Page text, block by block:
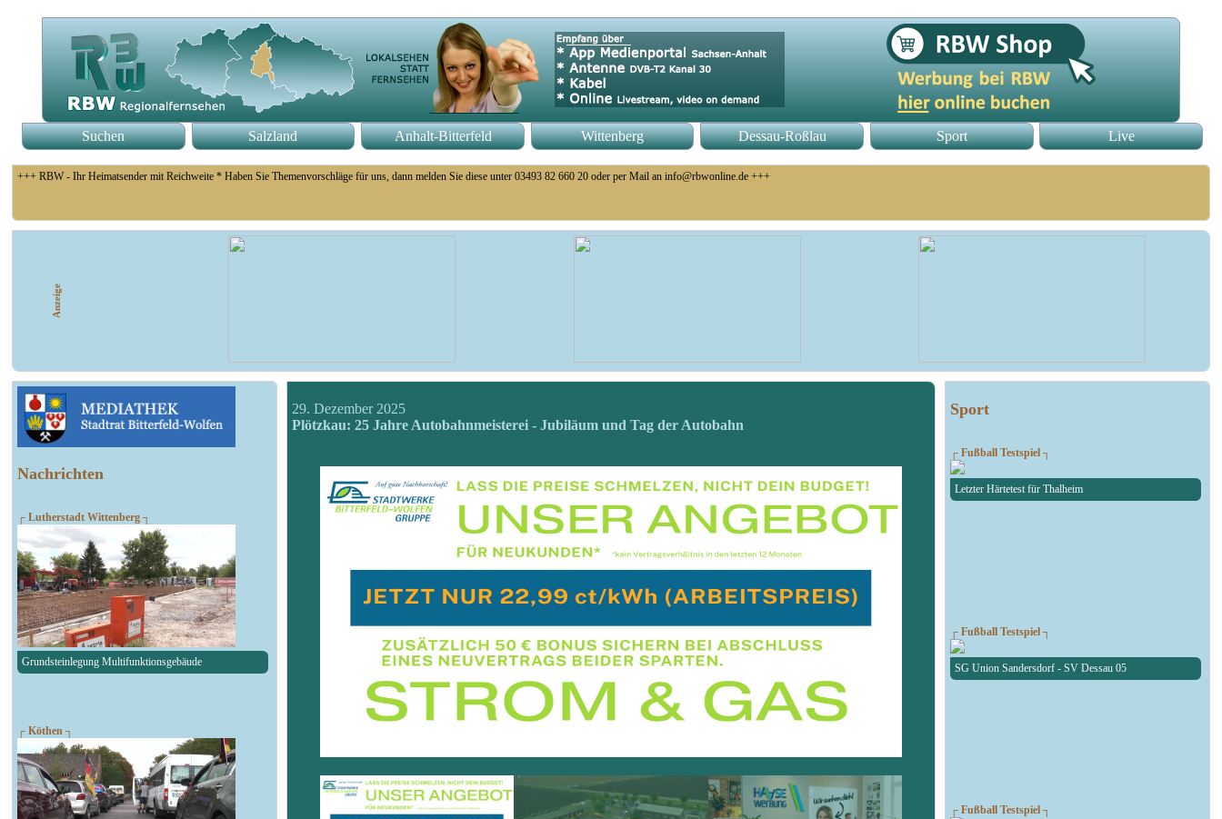
Suchen Salzland Anhalt-Bitterfeld Wittenberg Dessau-Roßlau Sport Live
+++ RBW - Ihr Heimatsender mit Reichweite * Haben Sie Themenvorschläge für uns, dann melden Sie diese unter 03493 82 660 20 oder per Mail an info@rbwonline.de +++
+++ Fußball Oberliga Süd 1. Spieltag: SG Union Sandersdorf - VfB 1921 Krieschow, So 14 Uhr +++
Nachrichten
┌ Lutherstadt Wittenberg ┐
Grundsteinlegung Multifunktionsgebäude
┌ Köthen ┐
29. Dezember 2025
Plötzkau: 25 Jahre Autobahnmeisterei - Jubiläum und Tag der Autobahn
Sport
┌ Fußball Testspiel ┐
Letzter Härtetest für Thalheim
┌ Fußball Testspiel ┐
SG Union Sandersdorf - SV Dessau 05
┌ Fußball Testspiel ┐
Anzeige